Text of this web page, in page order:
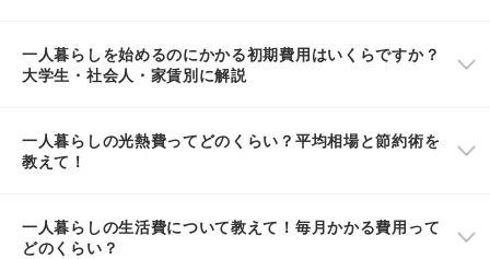
一人暮らしを始めるのにかかる初期費用はいくらですか？
大学生・社会人・家賃別に解説
一人暮らしの光熱費ってどのくらい？平均相場と節約術を
教えて！
一人暮らしの生活費について教えて！毎月かかる費用って
どのくらい？